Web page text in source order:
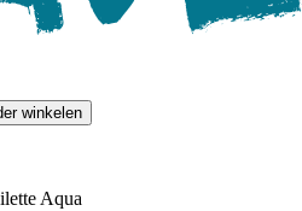
winkelen
Aqua